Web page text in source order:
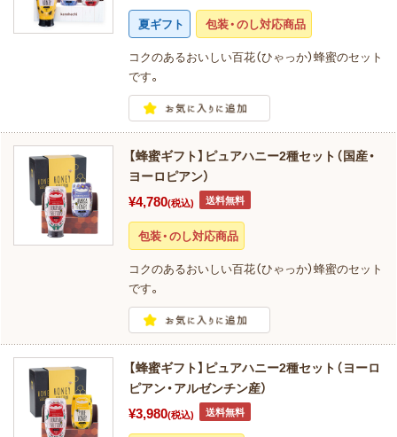
夏ギフト
包装・のし対応商品
コクのあるおいしい百花（ひゃっか）蜂蜜のセット
です。
【蜂蜜ギフト】ピュアハニー2種セット（国産・
ヨーロピアン）
¥4,780(税込) 送料無料
包装・のし対応商品
コクのあるおいしい百花（ひゃっか）蜂蜜のセット
です。
【蜂蜜ギフト】ピュアハニー2種セット（ヨーロ
ピアン・アルゼンチン産）
¥3,980(税込) 送料無料